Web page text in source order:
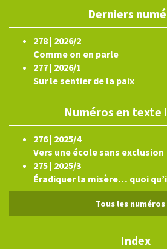
Derniers
278 | 2026/2
Comme on en parle
277 | 2026/1
Sur le sentier de la paix
Numéros en texte
276 | 2025/4
Vers une école sans exclusion
275 | 2025/3
Éradiquer la misère… quoi
Tous les numéros
Index